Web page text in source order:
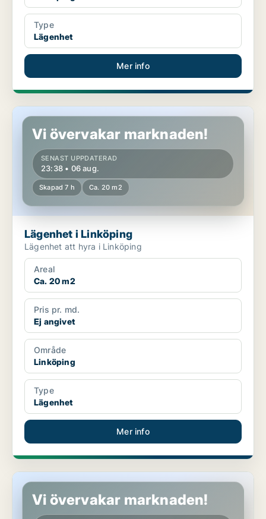
Type
Lägenhet
Mer info
Lägenhet i Linköping
Vi övervakar marknaden!
SENAST UPPDATERAD
23:38 • 06 aug.
Skapad 7 h Ca. 20 m2
Lägenhet i Linköping
Lägenhet att hyra i Linköping
Areal
Ca. 20 m2
Pris pr. md.
Ej angivet
Område
Linköping
Type
Lägenhet
Mer info
Lägenhet i Linköping
Vi övervakar marknaden!